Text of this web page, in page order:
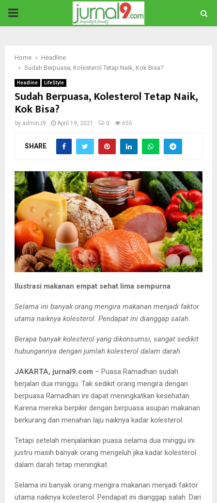
PRIMARY
Home
Headline
Sudah Berpuasa, Kolesterol Tetap Naik, Kok Bisa?
Headline LifeStyle
Sudah Berpuasa, Kolesterol Tetap Naik,
Kok Bisa?
by adminJ9 April 19, 2021 0 655
SHARE
Ilustrasi makanan empat sehat lima sempurna
Selama ini banyak orang mengira makanan menjadi faktor
utama naiknya kolesterol. Pendapat ini dianggap salah.
Berapa banyak kolesterol yang dikonsumsi, sangat sedikit
hubungannya dengan jumlah kolesterol dalam darah.
JAKARTA, jurnal9.com – Puasa Ramadhan sudah
berjalan dua minggu. Tak sedikit orang mengira dengan
berpuasa Ramadhan ini dapat meningkatkan kesehatan.
Karena mereka berpikir dengan berpuasa asupan makanan
berkurang dan menahan laju naiknya kadar kolesterol.
Tetapi setelah menjalankan puasa selama dua minggu ini
justru masih banyak orang mengeluh jika kadar kolesterol
dalam darah tetap meningkat.
Selama ini banyak orang mengira makanan menjadi faktor
utama naiknya kolesterol. Pendapat ini dianggap salah. Dari